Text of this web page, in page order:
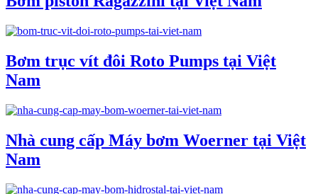
Bơm trục vít đôi Roto Pumps tại Việt
Nam
Nhà cung cấp Máy bơm Woerner tại Việt
Nam